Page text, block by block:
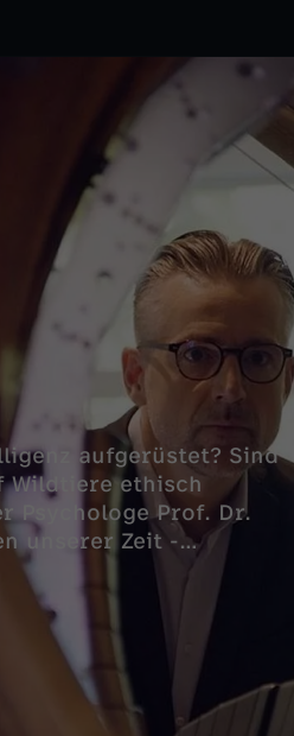
aufgerüstet? Sind
Wildtiere ethisch
Psychologe Prof. Dr.
unserer Zeit -
Erkenntnisse